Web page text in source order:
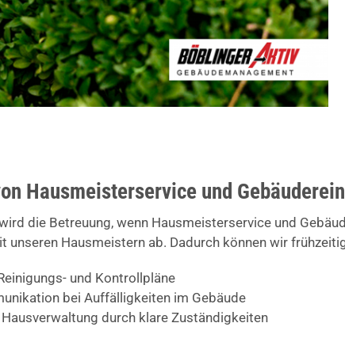
Hausmeisterservice und
die Betreuung, wenn Hausmeisterservice und
unseren Hausmeistern ab. Dadurch können wir
und Kontrollpläne
bei Auffälligkeiten im Gebäude
durch klare Zuständigkeiten